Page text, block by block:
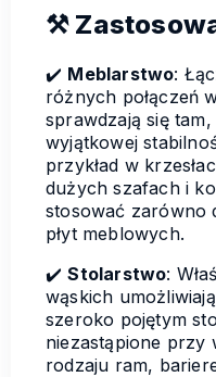
⚒
✔️ Meblarstwo:
różnych połączeń
sprawdzają się
wyjątkowej
przykład w
dużych szafach i
stosować zarówno
płyt meblowych.
✔️Stolarstwo:
wąskich
szeroko pojętym
niezastąpione przy
rodzaju ram,